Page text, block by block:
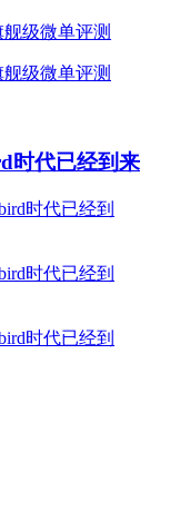
时代已经到来